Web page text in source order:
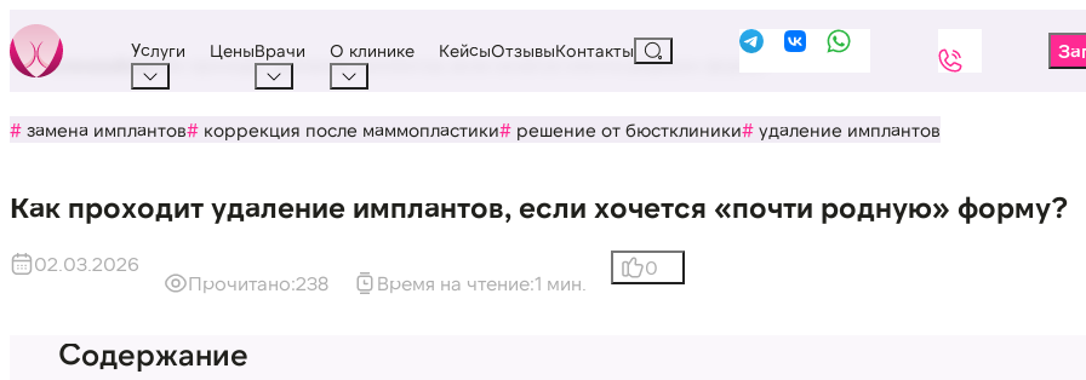
Услуги ЦеныВрачи О клинике КейсыОтзывыКонтакты
Бюстклиника БлогКак проходит удаление имплантов, если хочется «почти родную» форму?
замена имплантов коррекция после маммопластики решение от бюстклиники удаление имплантов
Как проходит удаление имплантов, если хочется «почти родную» форму?
02.03.2026
238
1 мин.
0